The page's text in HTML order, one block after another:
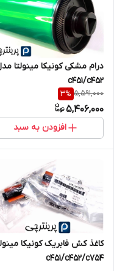
درام مشکی کونیکا مینولتا
c451/c452
5,591,000
3%
5,406,000
افزودن به سبد
کاغذ کش فابریک کونیکا
c451/c452/c754